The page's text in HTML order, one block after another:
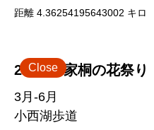
距離 4.36254195643002 キロ
2026 客家桐の花祭り
3月-6月
小西湖歩道
Close